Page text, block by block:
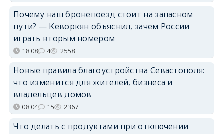
Почему наш бронепоезд стоит на запасном
пути? — Кеворкян объяснил, зачем России
играть вторым номером
18:08 4 2558
Новые правила благоустройства Севастополя:
что изменится для жителей, бизнеса и
владельцев домов
08:04 15 2367
Что делать с продуктами при отключении